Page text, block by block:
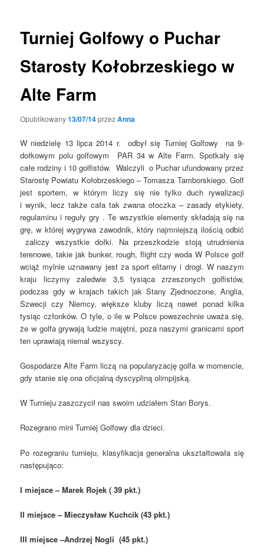
Turniej Golfowy o Puchar
Starosty Kołobrzeskiego w
Alte Farm
Opublikowany13/07/14przezAnna
W niedzielę 13 lipca 2014 r. odbył się Turniej Golfowy na 9-
dołkowym polu golfowym PAR 34 w Alte Farm. Spotkały się
całe rodziny i 10 golfistów. Walczyli o Puchar ufundowany przez
Starostę Powiatu Kołobrzeskiego – Tomasza Tamborskiego. Golf
jest sportem, w którym liczy się nie tylko duch rywalizacji
i wynik, lecz także cała tak zwana otoczka – zasady etykiety,
regulaminu i reguły gry . Te wszystkie elementy składają się na
grę, w której wygrywa zawodnik, który najmniejszą ilością odbić
zaliczy wszystkie dołki. Na przeszkodzie stoją utrudnienia
terenowe, takie jak bunker, rough, flight czy woda W Polsce golf
wciąż mylnie uznawany jest za sport elitarny i drogi. W naszym
kraju liczymy zaledwie 3,5 tysiąca zrzeszonych golfistów,
podczas gdy w krajach takich jak Stany Zjednoczone, Anglia,
Szwecji czy Niemcy, większe kluby liczą nawet ponad kilka
tysiąc członków. O tyle, o ile w Polsce powszechnie uważa się,
że w golfa grywają ludzie majętni, poza naszymi granicami sport
ten uprawiają niemal wszyscy.
Gospodarze Alte Farm liczą na popularyzację golfa w momencie,
gdy stanie się ona oficjalną dyscypliną olimpijską.
W Turnieju zaszczycił nas swoim udziałem Stan Borys.
Rozegrano mini Turniej Golfowy dla dzieci.
Po rozegraniu turnieju, klasyfikacja generalna ukształtowała się
następująco:
I miejsce – Marek Rojek ( 39 pkt.)
II miejsce – Mieczysław Kuchcik (43 pkt.)
III miejsce –Andrzej Nogli (45 pkt.)